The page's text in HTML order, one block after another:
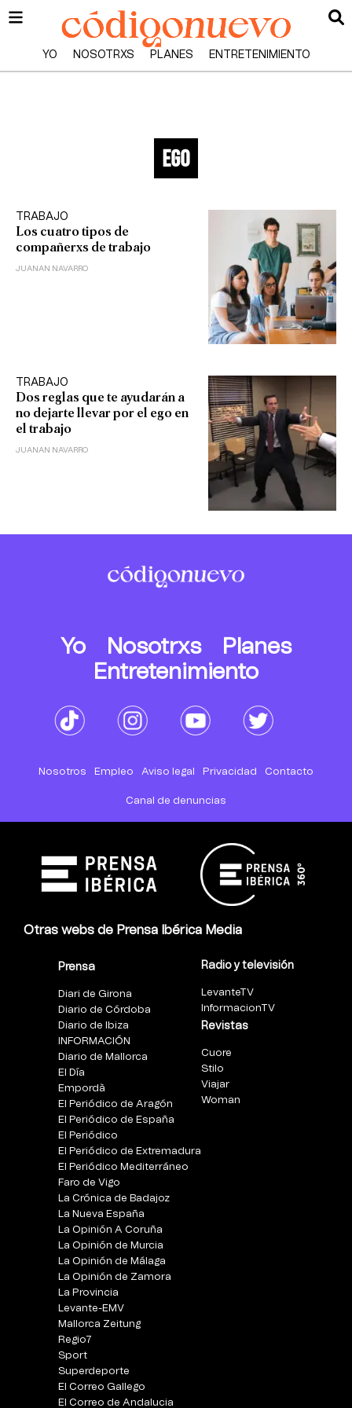
YO NOSOTRXS PLANES ENTRETENIMIENTO
ego
TRABAJO
Los cuatro tipos de
compañerxs de trabajo
JUANAN NAVARRO
TRABAJO
Dos reglas que te ayudarán a
no dejarte llevar por el ego en
el trabajo
JUANAN NAVARRO
Yo Nosotrxs
Planes
Entretenimiento
Nosotros Empleo Aviso legal Privacidad Contacto
Canal de denuncias
Otras webs de Prensa Ibérica Media
Prensa
Diari de Girona
Diario de Córdoba
Diario de Ibiza
INFORMACIÓN
Diario de Mallorca
El Día
Empordà
El Periódico de Aragón
El Periódico de España
El Periódico
El Periódico de Extremadura
El Periódico Mediterráneo
Faro de Vigo
La Crónica de Badajoz
La Nueva España
La Opinión A Coruña
La Opinión de Murcia
La Opinión de Málaga
La Opinión de Zamora
La Provincia
Levante-EMV
Mallorca Zeitung
Regio7
Sport
Superdeporte
El Correo Gallego
El Correo de Andalucia
Radio y televisión
LevanteTV
InformacionTV
Revistas
Cuore
Stilo
Viajar
Woman